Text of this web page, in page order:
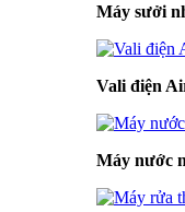
Máy sưởi
Vali điện
Máy nước